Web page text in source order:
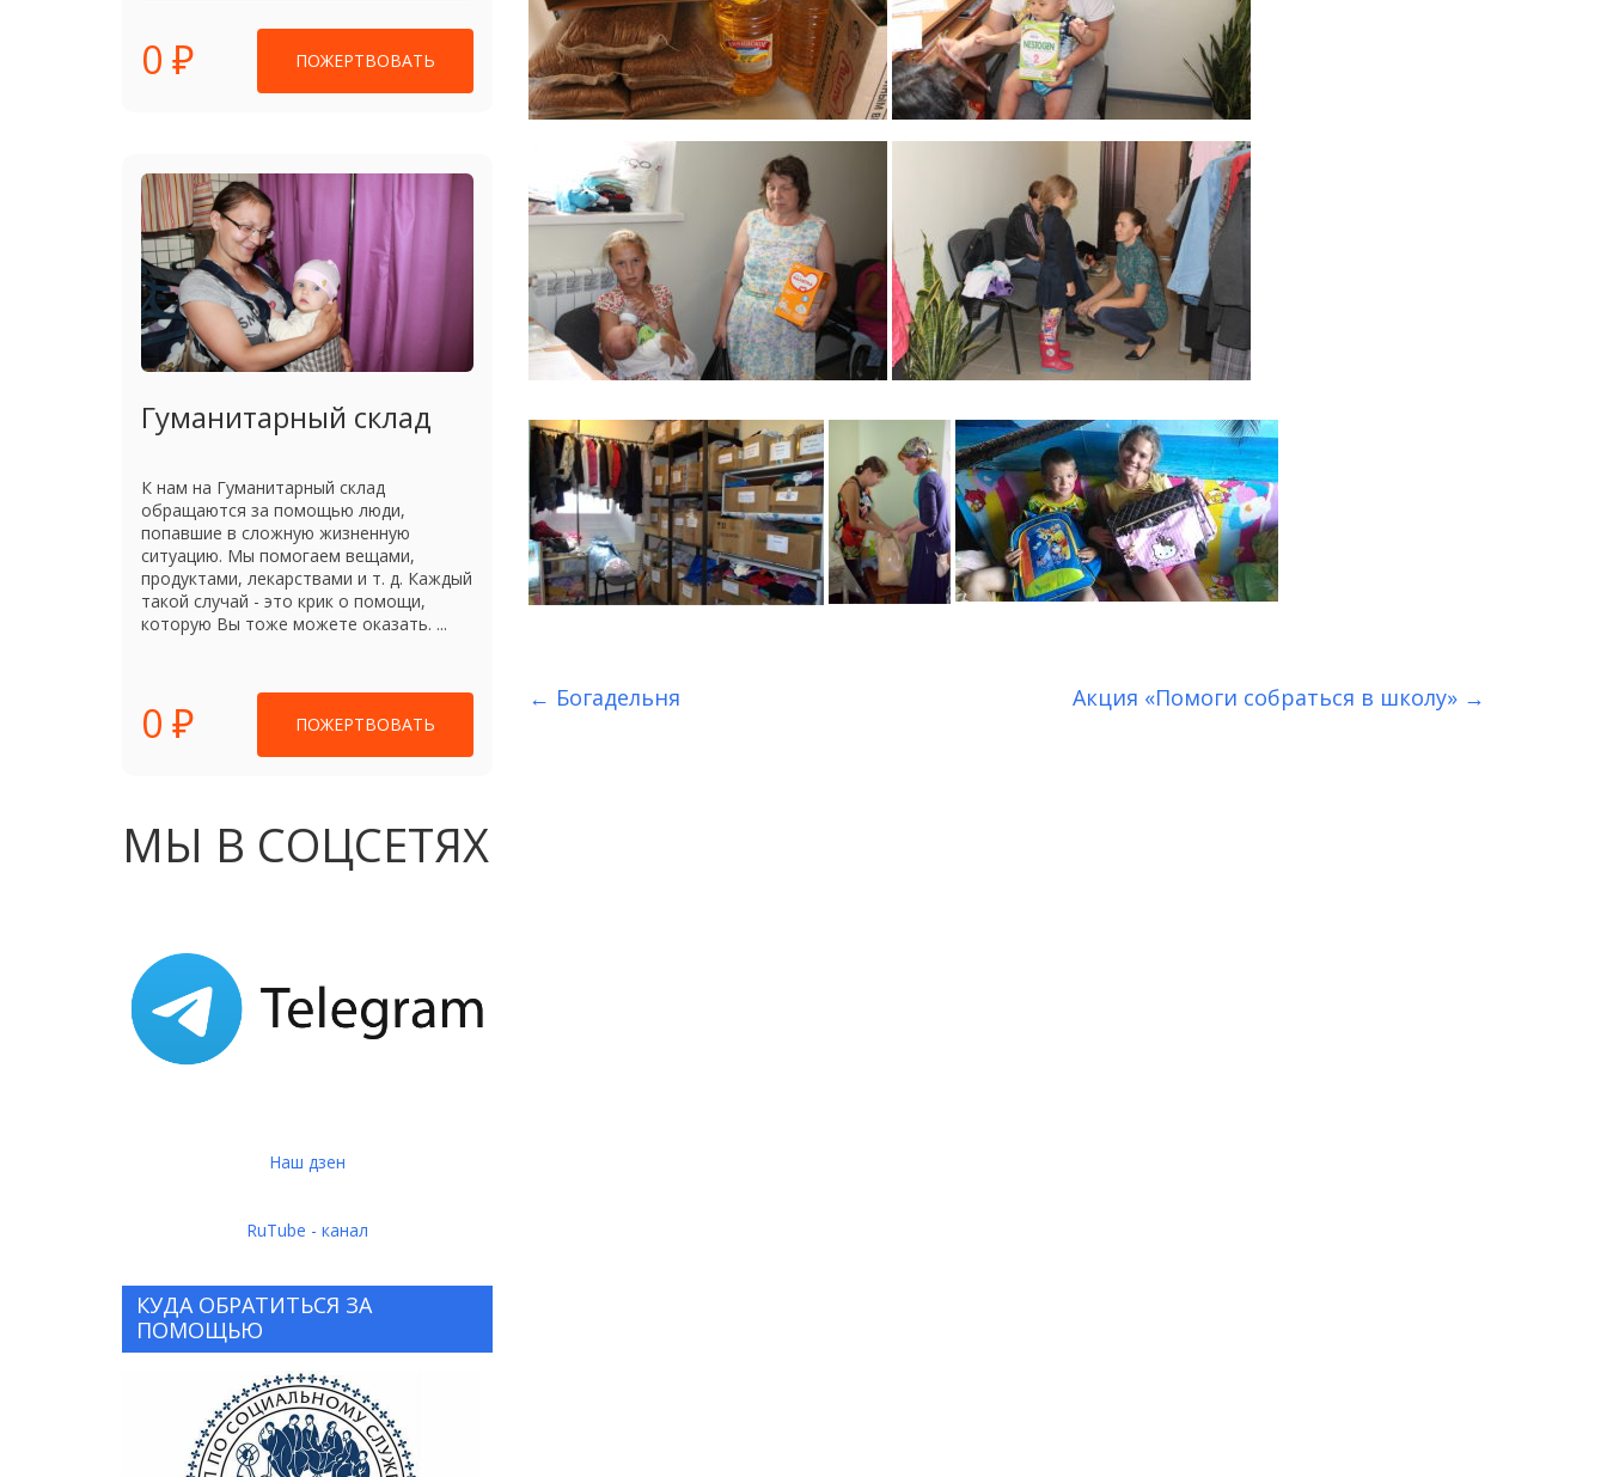
← Богадельня Акция «Помоги собраться в школу» →
0 ₽ ПОЖЕРТВОВАТЬ
Гуманитарный склад
К нам на Гуманитарный склад
обращаются за помощью люди,
попавшие в сложную жизненную
ситуацию. Мы помогаем вещами,
продуктами, лекарствами и т. д. Каждый
такой случай - это крик о помощи,
которую Вы тоже можете оказать. ...
0 ₽ ПОЖЕРТВОВАТЬ
МЫ В СОЦСЕТЯХ
Наш дзен
RuTube - канал
КУДА ОБРАТИТЬСЯ ЗА
ПОМОЩЬЮ